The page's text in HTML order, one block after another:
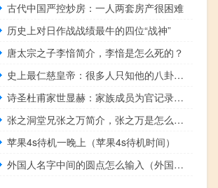
古代中国严控炒房：一人两套房产很困难
历史上对日作战战绩最牛的四位“战神”
唐太宗之子李愔简介，李愔是怎么死的？
史上最仁慈皇帝：很多人只知他的八卦，却不知他的德政
诗圣杜甫家世显赫：家族成员为官记录保持近三千年
张之洞堂兄张之万简介，张之万是怎么死的？
苹果4s待机一晚上（苹果4s待机时间）
外国人名字中间的圆点怎么输入（外国人名字中间那点）